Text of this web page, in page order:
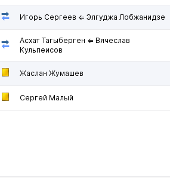
Игорь Сергеев ⇐ Элгуджа Лобжанидзе
Асхат Тагыберген ⇐ Вячеслав
Кульпеисов
Жаслан Жумашев
Сергей Малый